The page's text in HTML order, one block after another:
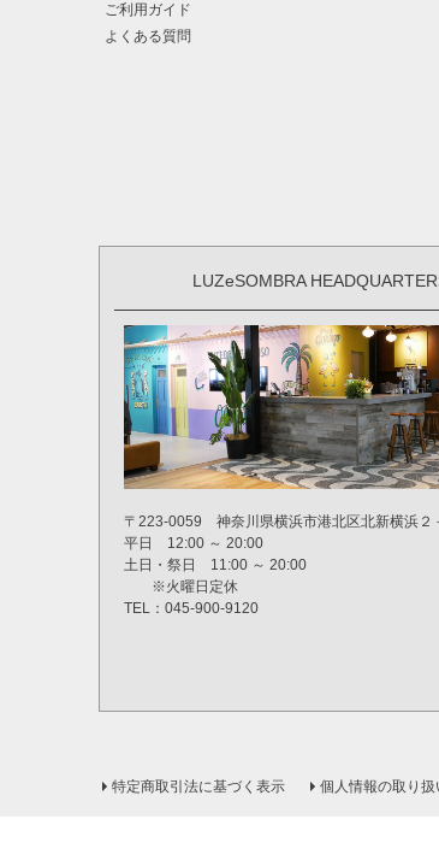
ご利用ガイド
よくある質問
LUZeSOMBRA
〒223-0059 神奈川県横浜市港北区北新横浜２
平日 12:00 ～ 20:00
土日・祭日 11:00 ～ 20:00
※火曜日定休
TEL：045-900-9120
特定商取引法に基づく表示 個人情報の取り扱